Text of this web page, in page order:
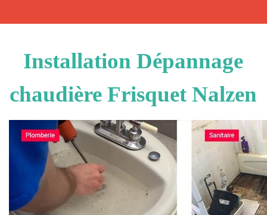
Installation Dépannage
chaudière Frisquet Nalzen